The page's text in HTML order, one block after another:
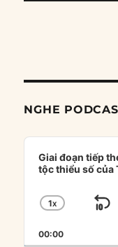
NGHE
Audio
Player
Giai đoạn tiếp
tộc thiểu số của
CHANGE
RATE
1X
00:00